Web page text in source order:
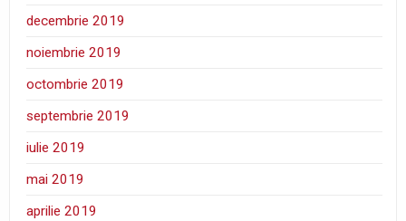
decembrie 2019
noiembrie 2019
octombrie 2019
septembrie 2019
iulie 2019
mai 2019
aprilie 2019